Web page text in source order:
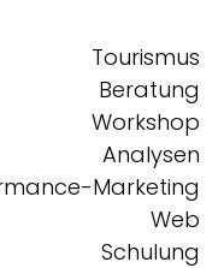
Tourismus
Beratung
Workshop
Analysen
Marketing
Web
Schulung